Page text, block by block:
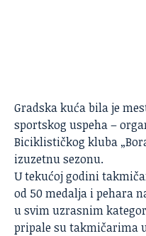
Gradska kuća bila je
sportskog uspeha –
Biciklističkog kluba
izuzetnu sezonu.
U tekućoj godini
od 50 medalja i pehara
u svim uzrasnim
pripale su takmičarima